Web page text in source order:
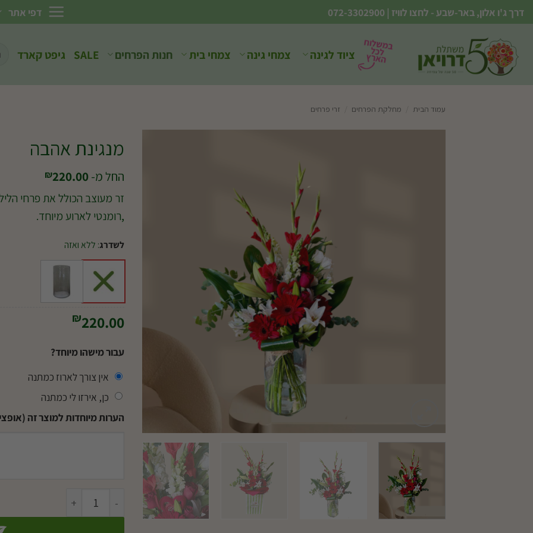
Skip
to
content
דרך ג'ו אלון, באר-שבע - לחצו לוויז |
072-3302900 דפי אתר
ציוד לגינה צמחי גינה צמחי בית חנות הפרחים SALE גיפט קארד
עמוד הבית מחלקת הפרחים זרי פרחים
מנגינת אהבה
החל מ- ₪220.00
זר מעוצב הכולל את פרחי
,רומנטי לארוע מיוחד.
לשדרג: ללא ואזה
₪220.00
עבור מישהו מיוחד?
אין צורך לארוז כמתנה
כן, אירזו לי כמתנה
הערות מיוחדות למוצר זה